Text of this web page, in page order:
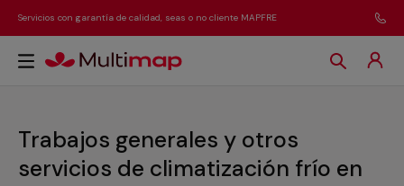
Servicios con garantía de calidad, seas o no cliente MAPFRE
Trabajos generales y otros
servicios de climatización frío en